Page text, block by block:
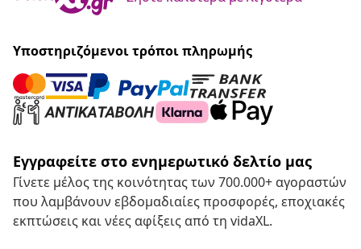
Υποστηριζόμενοι τρόποι πληρωμής
Εγγραφείτε στο ενημερωτικό δελτίο μας
Γίνετε μέλος της κοινότητας των 700.000+ αγοραστών
που λαμβάνουν εβδομαδιαίες προσφορές, εποχιακές
εκπτώσεις και νέες αφίξεις από τη vidaXL.